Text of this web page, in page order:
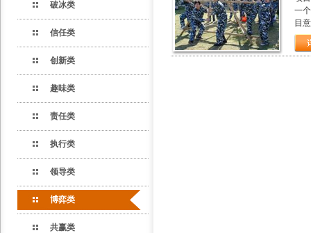
破冰类
信任类
创新类
趣味类
责任类
执行类
领导类
博弈类
共赢类
一
目